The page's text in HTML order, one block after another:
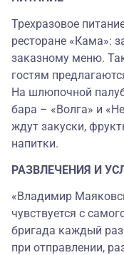
Трехразовое
ресторане «Кама»:
заказному меню.
гостям
На шлюпочной
бара – «Волга» и
ждут закуски,
напитки.
РАЗВЛЕЧЕНИЯ И
«Владимир
чувствуется с
бригада каждый раз
при отправлении,